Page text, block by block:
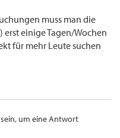
muss man die
erst einige Tagen/Wochen
für mehr Leute suchen
um eine Antwort